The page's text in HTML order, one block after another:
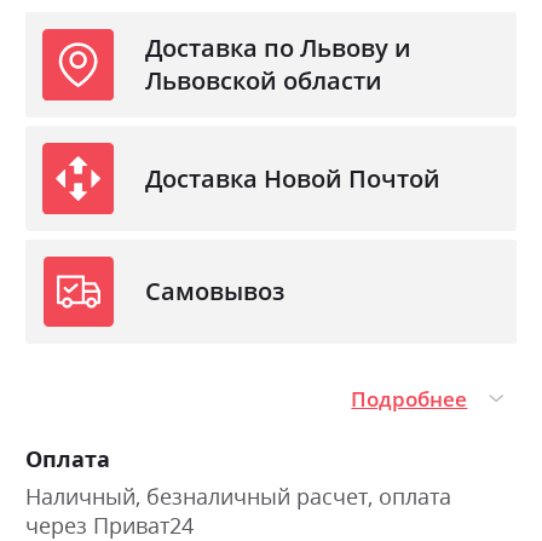
Доставка по Львову и
Львовской области
Доставка Новой Почтой
Самовывоз
Подробнее
Оплата
Наличный, безналичный расчет, оплата
через Приват24